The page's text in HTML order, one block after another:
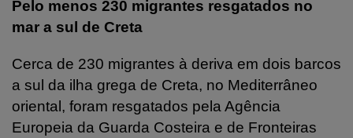
Pelo menos 230 migrantes resgatados no
mar a sul de Creta
Cerca de 230 migrantes à deriva em dois barcos
a sul da ilha grega de Creta, no Mediterrâneo
oriental, foram resgatados pela Agência
Europeia da Guarda Costeira e de Fronteiras